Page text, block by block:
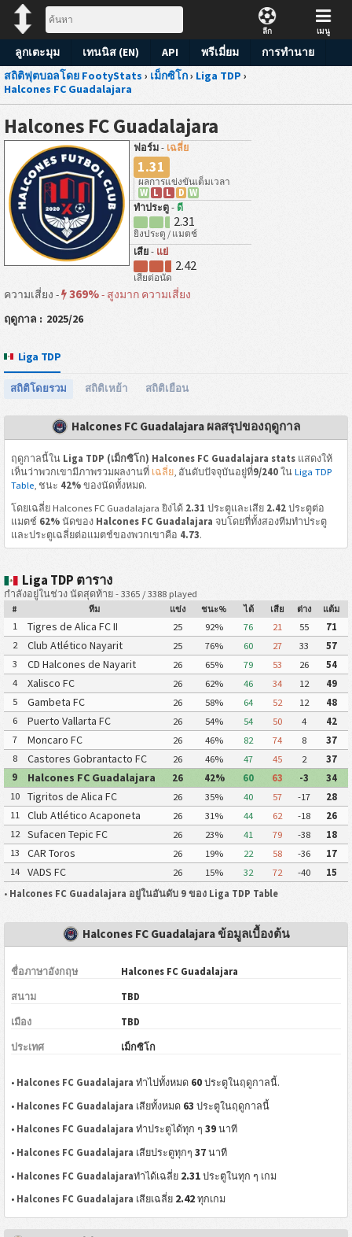
ลีก เมนู
ลูกเตะมุม เทนนิส (EN) API พรีเมี่ยม
การทำนาย
สถิติฟุตบอลโดย FootyStats › เม็กซิโก› Liga TDP ›
Halcones FC Guadalajara
Halcones FC Guadalajara
ฟอร์ม - เฉลี่ย
1.31
ผลการแข่งขันเต็มเวลา
W L L D W
ทำประตู - ดี
2.31
ยิงประตู / แมตช์
เสีย - แย่
2.42
เสียต่อนัด
ความเสี่ยง - 369%- สูงมาก ความเสี่ยง
ฤดูกาล : 2025/26
Liga TDP
สถิติโดยรวม สถิติเหย้า สถิติเยือน
Halcones FC Guadalajara ผลสรุปของฤดูกาล
ฤดูกาลนี้ใน Liga TDP (เม็กซิโก) Halcones FC Guadalajara statsแสดงให้
เห็นว่าพวกเขามีภาพรวมผลงานที่ เฉลี่ย, อันดับปัจจุบันอยู่ที่9/240ใน Liga TDP
Table, ชนะ 42%ของนัดทั้งหมด.
โดยเฉลี่ย Halcones FC Guadalajara ยิงได้ 2.31 ประตูและเสีย 2.42ประตูต่อ
แมตช์ 62%นัดของ Halcones FC Guadalajara จบโดยที่ทั้งสองทีมทำประตู
และประตูเฉลี่ยต่อแมตช์ของพวกเขาคือ 4.73.
Liga TDP ตาราง
กำลังอยู่ในช่วง นัดสุดท้าย - 3365 / 3388 played
# ทีม แข่ง ชนะ% ได้ เสีย ต่าง แต้ม
1 Tigres de Alica FC II 25 92% 76 21 55
71
2
Club Atlético Nayarit 25 76% 60 27 33
57
3
CD Halcones de Nayarit 26 65% 79 53 26
54
4
Xalisco FC 26 62% 46 34 12
49
5
Gambeta FC 26 58% 64 52 12
48
6
Puerto Vallarta FC 26 54% 54 50 4
42
7
Moncaro FC 26 46% 82 74 8
37
8
Castores Gobrantacto FC 26 46% 47 45 2
37
9
Halcones FC Guadalajara 26 42% 60 63 -3
34
10
Tigritos de Alica FC 26 35% 40 57 -17
28
11
Club Atlético Acaponeta 26 31% 44 62 -18
26
12
Sufacen Tepic FC 26 23% 41 79 -38
18
13
CAR Toros 26 19% 22 58 -36
17
14
VADS FC 26 15% 32 72 -40
15
• Halcones FC Guadalajara อยู่ในอันดับ 9 ของ Liga TDP Table
Halcones FC Guadalajara ข้อมูลเบื้องต้น
ชื่อภาษาอังกฤษ Halcones FC Guadalajara
สนาม TBD
เมือง TBD
ประเทศ เม็กซิโก
• Halcones FC Guadalajara ทำไปทั้งหมด 60 ประตูในฤดูกาลนี้.
• Halcones FC Guadalajara เสียทั้งหมด 63 ประตูในฤดูกาลนี้
• Halcones FC Guadalajara ทำประตูได้ทุก ๆ39 นาที
• Halcones FC Guadalajara เสียประตูทุกๆ37 นาที
• Halcones FC Guadalajaraทำได้เฉลี่ย 2.31 ประตูในทุก ๆ เกม
• Halcones FC Guadalajara เสียเฉลี่ย 2.42 ทุกเกม